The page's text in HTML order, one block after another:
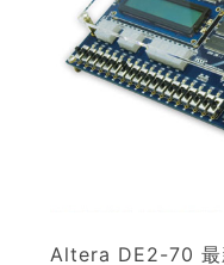
Altera DE2-70 最